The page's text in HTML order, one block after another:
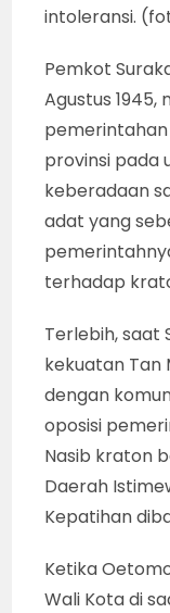
intoleransi.
Pemkot
Agustus
provinsi pada
keberadaan
adat yang
terhadap
Terlebih, saat
kekuatan Tan
dengan
oposisi
Nasib kraton
Daerah
Kepatihan
Ketika
Wali Kota di